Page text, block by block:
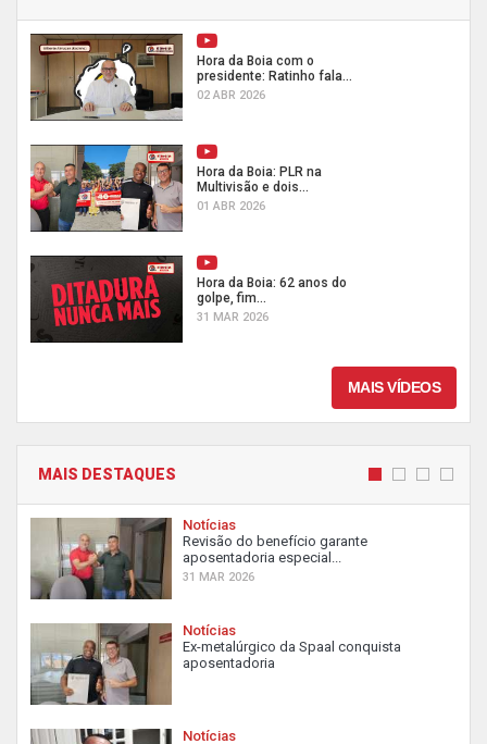
Hora da Boia com o
presidente: Ratinho fala...
02 ABR 2026
Hora da Boia: PLR na
Multivisão e dois...
01 ABR 2026
Hora da Boia: 62 anos do
golpe, fim...
31 MAR 2026
MAIS VÍDEOS
MAIS DESTAQUES
Notícias
Revisão do benefício garante
aposentadoria especial...
31 MAR 2026
Notícias
Ex-metalúrgico da Spaal conquista
aposentadoria
Notícias